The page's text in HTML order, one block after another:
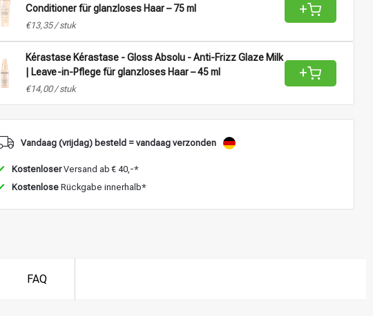
Conditioner für glanzloses Haar – 75 ml
€13,35 / stuk
+
Kérastase Kérastase - Gloss Absolu - Anti-Frizz Glaze Milk
| Leave-in-Pflege für glanzloses Haar – 45 ml
€14,00 / stuk
+
Vandaag (vrijdag) besteld = vandaag verzonden
KostenloserVersand ab € 40,-*
Kostenlose Rückgabe innerhalb*
FAQ